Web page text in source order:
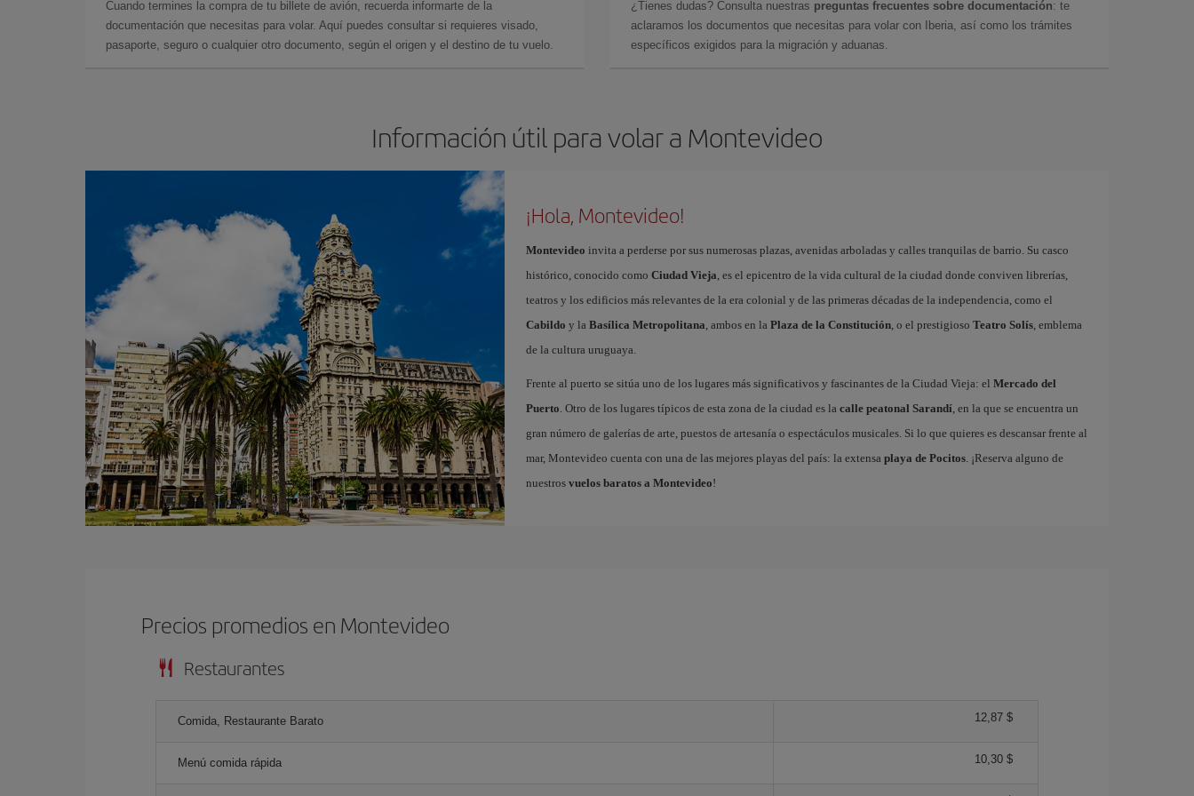
Cuando termines la compra de tu billete de avión, recuerda informarte de la
documentación que necesitas para volar. Aquí puedes consultar si requieres visado,
pasaporte, seguro o cualquier otro documento, según el origen y el destino de tu vuelo.
¿Tienes dudas? Consulta nuestras preguntas frecuentes sobre documentación: te
aclaramos los documentos que necesitas para volar con Iberia, así como los trámites
específicos exigidos para la migración y aduanas.
Información útil para volar a Montevideo
¡Hola, Montevideo!
Montevideo invita a perderse por sus numerosas plazas, avenidas arboladas y calles tranquilas de barrio. Su casco
histórico, conocido como Ciudad Vieja, es el epicentro de la vida cultural de la ciudad donde conviven librerías,
teatros y los edificios más relevantes de la era colonial y de las primeras décadas de la independencia, como el
Cabildo y la Basílica Metropolitana, ambos en la Plaza de la Constitución, o el prestigioso Teatro Solís, emblema
de la cultura uruguaya.
Frente al puerto se sitúa uno de los lugares más significativos y fascinantes de la Ciudad Vieja: el Mercado del
Puerto. Otro de los lugares típicos de esta zona de la ciudad es la calle peatonal Sarandí, en la que se encuentra un
gran número de galerías de arte, puestos de artesanía o espectáculos musicales. Si lo que quieres es descansar frente al
mar, Montevideo cuenta con una de las mejores playas del país: la extensa playa de Pocitos. ¡Reserva alguno de
nuestros vuelos baratos a Montevideo!
Precios promedios en Montevideo
Restaurantes
Comida, Restaurante Barato 12,87 $
Menú comida rápida 10,30 $